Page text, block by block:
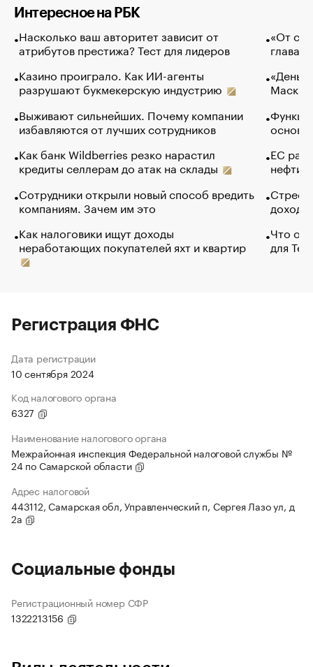
Интересное на РБК
Насколько ваш авторитет зависит от
атрибутов престижа? Тест для лидеров
Казино проиграло. Как ИИ-агенты
разрушают букмекерскую индустрию
Выживают сильнейших. Почему компании
избавляются от лучших сотрудников
Как банк Wildberries резко нарастил
кредиты селлерам до атак на склады
Сотрудники открыли новый способ вредить
компаниям. Зачем им это
Как налоговики ищут доходы
неработающих покупателей яхт и квартир
«От
глава
Маск в
основ
ЕС
нефти
Что
для
Регистрация ФНС
Дата регистрации
10 сентября 2024
Код налогового органа
6327
Наименование налогового органа
Межрайонная инспекция Федеральной налоговой службы №
24 по Самарской области
Адрес налоговой
443112, Самарская обл, Управленческий п, Сергея Лазо ул, д
2а
Социальные фонды
Регистрационный номер СФР
1322213156